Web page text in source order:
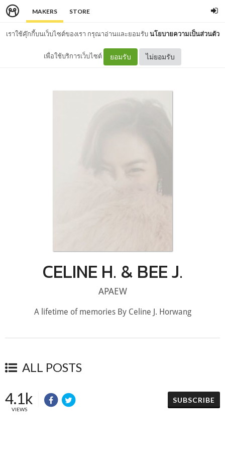
MAKERS STORE
เราใช้คุ๊กกี้บนเว็บไซต์ของเรา กรุณาอ่านและยอมรับนโยบายความเป็นส่วนตัว
เพื่อใช้บริการเว็บไซต์ ยอมรับ ไม่ยอมรับ
CELINE H. & BEE J.
APAEW
A lifetime of memories By Celine J. Horwang
ALL POSTS
4.1k
VIEWS
SUBSCRIBE